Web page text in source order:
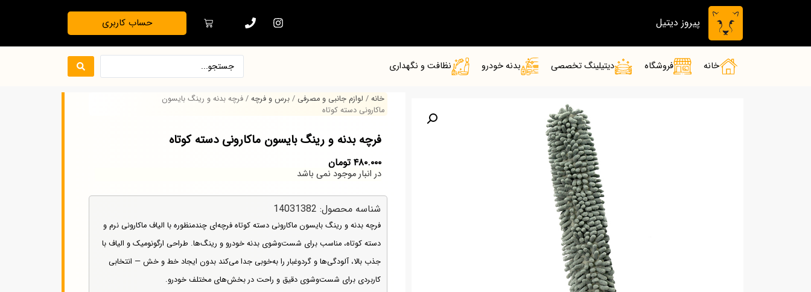
پیروز دیتیل حساب کاربری
خانه فروشگاه دیتیلینگ تخصصی بدنه خودرو نظافت و نگهداری
خانه / لوازم جانبی و مصرفی / برس و فرچه / فرچه بدنه و رینگ بایسون
ماکارونی دسته کوتاه
فرچه بدنه و رینگ بایسون ماکارونی دسته کوتاه
۴۸۰.۰۰۰ تومان
در انبار موجود نمی باشد
شناسه محصول: 14031382
فرچه بدنه و رینگ بایسون ماکارونی دسته کوتاه فرچه‌ای چندمنظوره با الیاف ماکارونی نرم و
دسته کوتاه، مناسب برای شست‌وشوی بدنه خودرو و رینگ‌ها. طراحی ارگونومیک و الیاف با
جذب بالا، آلودگی‌ها و گردوغبار را به‌خوبی جدا می‌کند بدون ایجاد خط و خش — انتخابی
کاربردی برای شست‌وشوی دقیق و راحت در بخش‌های مختلف خودرو.